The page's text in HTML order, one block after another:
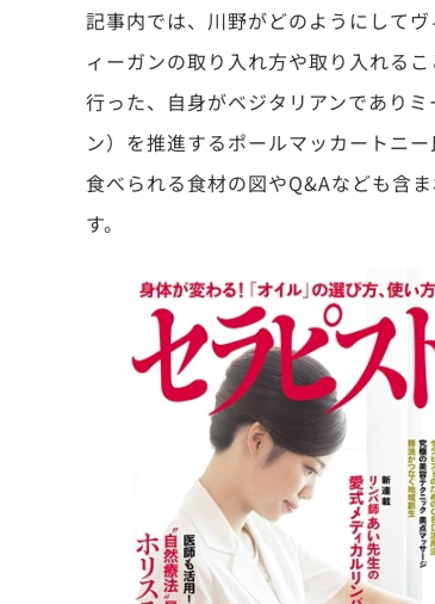
記事内では、川野がどのようにして
ィーガンの取り入れ方や取り入れる
行った、自身がベジタリアンであり
ン）を推進するポールマッカートニ
食べられる食材の図やQ&Aなども含
す。